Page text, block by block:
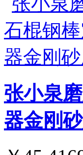
张小泉
器金刚